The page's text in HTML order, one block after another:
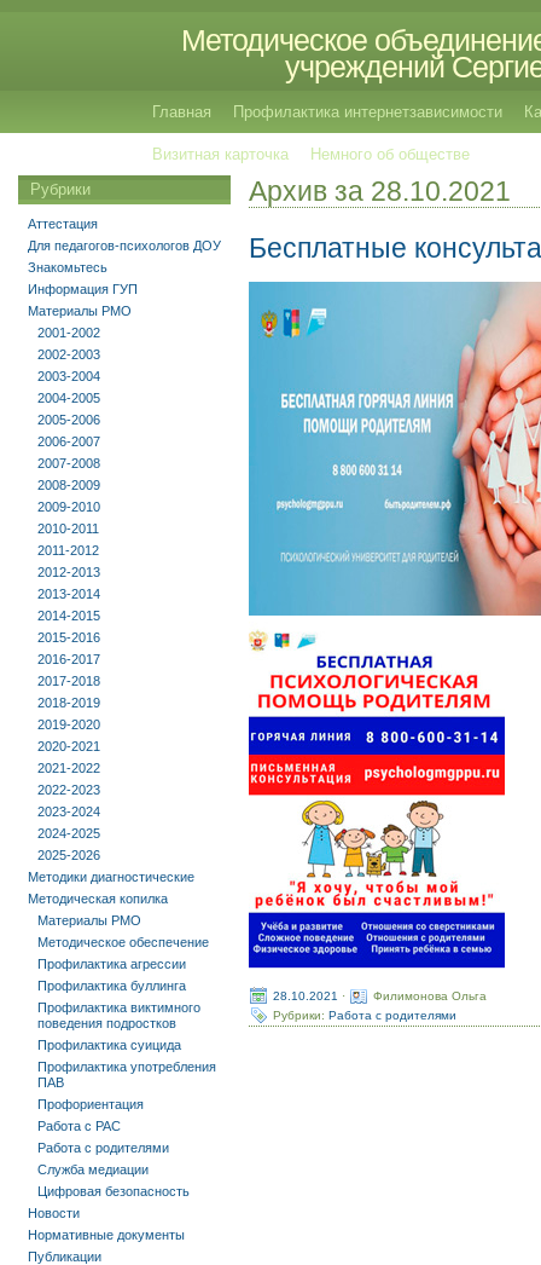
Методическое
учреждений
Главная Профилактика интернетзависимости
Визитная карточка Немного об обществе
Архив за 28.10.2021
Бесплатные
28.10.2021 ·
Филимонова Ольга
Рубрики: Работа с родителями
Рубрики
Аттестация
Для педагогов-психологов ДОУ
Знакомьтесь
Информация ГУП
Материалы РМО
2001-2002
2002-2003
2003-2004
2004-2005
2005-2006
2006-2007
2007-2008
2008-2009
2009-2010
2010-2011
2011-2012
2012-2013
2013-2014
2014-2015
2015-2016
2016-2017
2017-2018
2018-2019
2019-2020
2020-2021
2021-2022
2022-2023
2023-2024
2024-2025
2025-2026
Методики диагностические
Методическая копилка
Материалы РМО
Методическое обеспечение
Профилактика агрессии
Профилактика буллинга
Профилактика виктимного
поведения подростков
Профилактика суицида
Профилактика употребления
ПАВ
Профориентация
Работа с РАС
Работа с родителями
Служба медиации
Цифровая безопасность
Новости
Нормативные документы
Публикации